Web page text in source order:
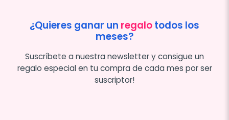
¿Quieres ganar un regalotodos los
meses?
Suscríbete a nuestra newsletter y consigue un
regalo especial en tu compra de cada mes por ser
suscriptor!